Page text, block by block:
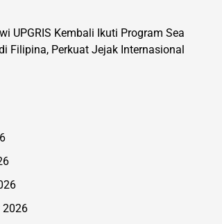
UPGRIS Kembali Ikuti Program Sea
Filipina, Perkuat Jejak Internasional
2026